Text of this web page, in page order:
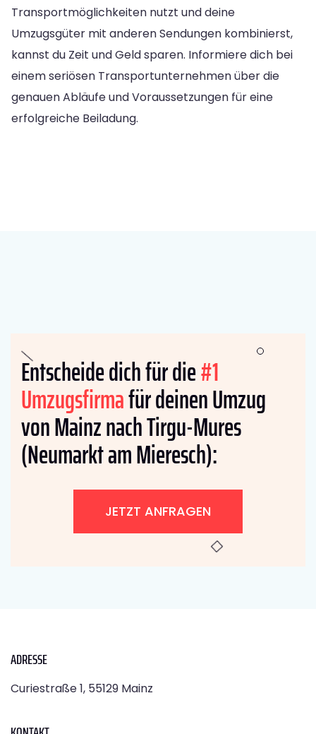
Transportmöglichkeiten nutzt und deine
Umzugsgüter mit anderen Sendungen kombinierst,
kannst du Zeit und Geld sparen. Informiere dich bei
einem seriösen Transportunternehmen über die
genauen Abläufe und Voraussetzungen für eine
erfolgreiche Beiladung.
Entscheide dich für die#1
Umzugsfirmafür deinen Umzug
von Mainz nach Tirgu-Mures
(Neumarkt am Mieresch):
JETZT ANFRAGEN
ADRESSE
Curiestraße 1, 55129 Mainz